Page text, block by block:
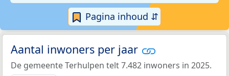
Pagina inhoud ⇵
Aantal inwoners per jaar
De gemeente Terhulpen telt 7.482 inwoners in 2025.